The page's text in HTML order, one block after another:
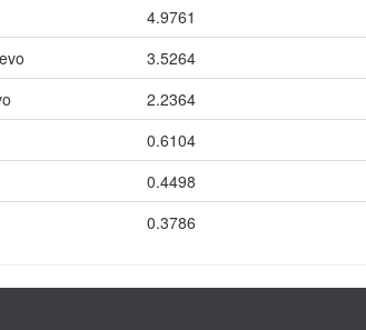
4.9761
3.5264
2.2364
0.6104
0.4498
0.3786